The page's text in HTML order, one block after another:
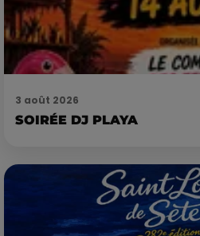
3 août 2026
SOIRÉE DJ PLAYA